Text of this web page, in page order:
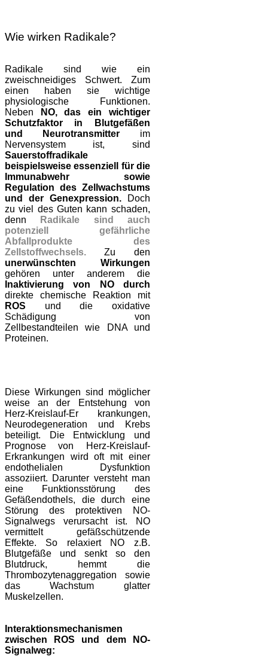
Wie wirken Radikale?
Radikale sind wie ein
zweischneidiges Schwert. Zum
einen haben sie wichtige
physiologische Funktionen.
Neben
NO, das ein wichtiger
Schutzfaktor in Blutgefäßen
und Neurotransmitter im
Nervensystem ist, sind
Sauerstoffradikale
beispielsweise essenziell für die
Immunabwehr sowie
Regulation des Zellwachstums
und der Genexpression.
Doch
zu viel des Guten kann schaden,
denn
Radikale sind auch
potenziell gefährliche
Abfallprodukte des
Zellstoffwechsels.Zu den
unerwünschten Wirkungen
gehören unter anderem die
Inaktivierung von NO durch
direkte chemische Reaktion mit
ROS und die oxidative
Schädigung von
Zellbestandteilen wie DNA und
Proteinen.
Diese Wirkungen sind möglicher
weise an der Entstehung von
Herz-Kreislauf-Er krankungen,
Neurodegeneration und Krebs
beteiligt.
Die Entwicklung und
Prognose von Herz-Kreislauf-
Erkrankungen wird oft mit einer
endothelialen Dysfunktion
assoziiert. Darunter versteht man
eine Funktionsstörung des
Gefäßendothels, die durch eine
Störung des protektiven NO-
Signalwegs verursacht ist.
NO
vermittelt gefäßschützende
Effekte. So relaxiert NO z.B.
Blutgefäße und senkt so den
Blutdruck, hemmt die
Thrombozytenaggregation sowie
das Wachstum glatter
Muskelzellen.
Interaktionsmechanismen
zwischen ROS und dem NO-
Signalweg: